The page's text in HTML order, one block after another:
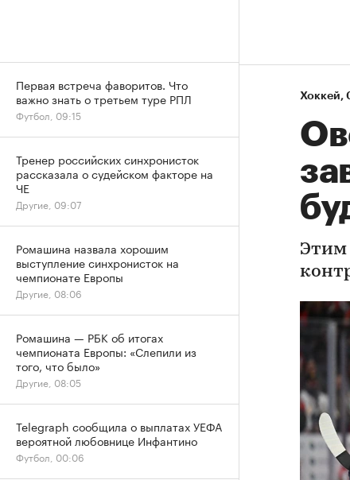
Хоккей⁠,
Этим
Первая встреча фаворитов. Что
важно знать о третьем туре РПЛ
Футбол, 09:15
Тренер российских синхронисток
рассказала о судейском факторе на
ЧЕ
Другие, 09:07
Ромашина назвала хорошим
выступление синхронисток на
чемпионате Европы
Другие, 08:06
Ромашина — РБК об итогах
чемпионата Европы: «Слепили из
того, что было»
Другие, 08:05
Telegraph сообщила о выплатах УЕФА
вероятной любовнице Инфантино
Футбол, 00:06